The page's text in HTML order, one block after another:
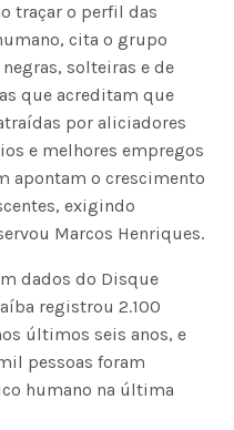
traçar o perfil das
cita o grupo
solteiras e de
que acreditam que
por aliciadores
e melhores empregos
apontam o crescimento
exigindo
Marcos Henriques.
dados do Disque
registrou 2.100
últimos seis anos, e
pessoas foram
humano na última